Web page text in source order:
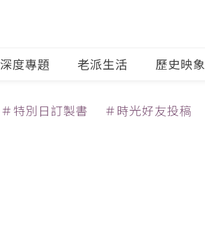
深度專題 老派生活 歷史映象
＃特別日訂製書 ＃時光好友投稿